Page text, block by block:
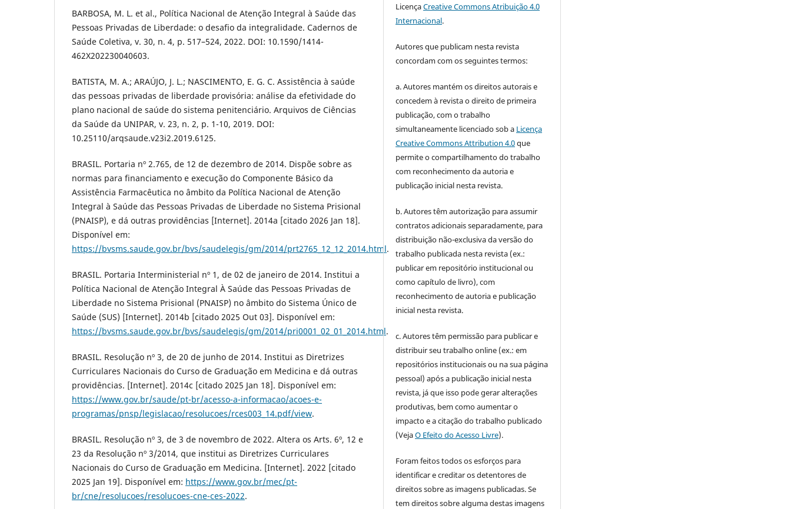
BARBOSA, M. L. et al., Política Nacional de Atenção Integral à Saúde das
Pessoas Privadas de Liberdade: o desafio da integralidade. Cadernos de
Saúde Coletiva, v. 30, n. 4, p. 517–524, 2022. DOI: 10.1590/1414-
462X202230040603.
BATISTA, M. A.; ARAÚJO, J. L.; NASCIMENTO, E. G. C. Assistência à saúde
das pessoas privadas de liberdade provisória: análise da efetividade do
plano nacional de saúde do sistema penitenciário. Arquivos de Ciências
da Saúde da UNIPAR, v. 23, n. 2, p. 1-10, 2019. DOI:
10.25110/arqsaude.v23i2.2019.6125.
BRASIL. Portaria nº 2.765, de 12 de dezembro de 2014. Dispõe sobre as
normas para financiamento e execução do Componente Básico da
Assistência Farmacêutica no âmbito da Política Nacional de Atenção
Integral à Saúde das Pessoas Privadas de Liberdade no Sistema Prisional
(PNAISP), e dá outras providências [Internet]. 2014a [citado 2026 Jan 18].
Disponível em:
https://bvsms.saude.gov.br/bvs/saudelegis/gm/2014/prt2765_12_12_2014.html.
BRASIL. Portaria Interministerial nº 1, de 02 de janeiro de 2014. Institui a
Política Nacional de Atenção Integral À Saúde das Pessoas Privadas de
Liberdade no Sistema Prisional (PNAISP) no âmbito do Sistema Único de
Saúde (SUS) [Internet]. 2014b [citado 2025 Out 03]. Disponível em:
https://bvsms.saude.gov.br/bvs/saudelegis/gm/2014/pri0001_02_01_2014.html.
BRASIL. Resolução nº 3, de 20 de junho de 2014. Institui as Diretrizes
Curriculares Nacionais do Curso de Graduação em Medicina e dá outras
providências. [Internet]. 2014c [citado 2025 Jan 18]. Disponível em:
https://www.gov.br/saude/pt-br/acesso-a-informacao/acoes-e-
programas/pnsp/legislacao/resolucoes/rces003_14.pdf/view.
BRASIL. Resolução nº 3, de 3 de novembro de 2022. Altera os Arts. 6º, 12 e
23 da Resolução nº 3/2014, que institui as Diretrizes Curriculares
Nacionais do Curso de Graduação em Medicina. [Internet]. 2022 [citado
2025 Jan 19]. Disponível em: https://www.gov.br/mec/pt-
br/cne/resolucoes/resolucoes-cne-ces-2022.
LicençaCreative Commons Atribuição 4.0
Internacional.
Autores que publicam nesta revista
concordam com os seguintes termos:
a. Autores mantém os direitos autorais e
concedem à revista o direito de primeira
publicação, com o trabalho
simultaneamente licenciado sob a Licença
Creative Commons Attribution 4.0que
permite o compartilhamento do trabalho
com reconhecimento da autoria e
publicação inicial nesta revista.
b. Autores têm autorização para assumir
contratos adicionais separadamente, para
distribuição não-exclusiva da versão do
trabalho publicada nesta revista (ex.:
publicar em repositório institucional ou
como capítulo de livro), com
reconhecimento de autoria e publicação
inicial nesta revista.
c. Autores têm permissão para publicar e
distribuir seu trabalho online (ex.: em
repositórios institucionais ou na sua página
pessoal) após a publicação inicial nesta
revista, já que isso pode gerar alterações
produtivas, bem como aumentar o
impacto e a citação do trabalho publicado
(VejaO Efeito do Acesso Livre).
Foram feitos todos os esforços para
identificar e creditar os detentores de
direitos sobre as imagens publicadas. Se
tem direitos sobre alguma destas imagens